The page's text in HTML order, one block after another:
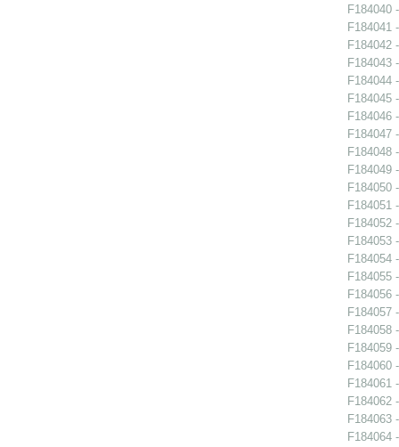
F184040
F184041
F184042
F184043
F184044
F184045
F184046
F184047
F184048
F184049
F184050
F184051
F184052
F184053
F184054
F184055
F184056
F184057
F184058
F184059
F184060
F184061
F184062
F184063
F184064